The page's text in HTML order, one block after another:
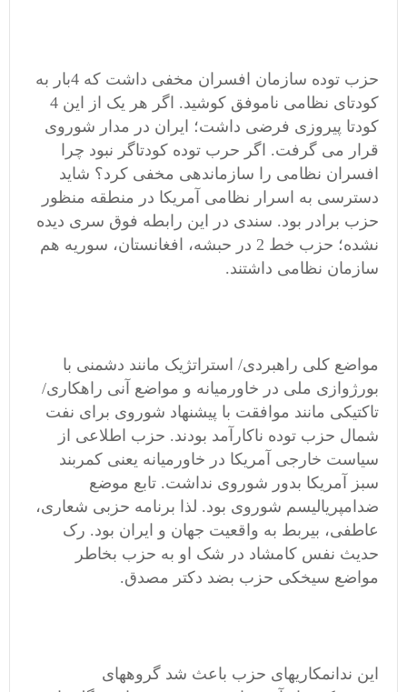
حزب توده سازمان افسران مخفی داشت که 4بار به
کودتای نظامی ناموفق کوشید. اگر هر یک از این 4
کودتا پیروزی فرضی داشت؛ ایران در مدار شوروی
قرار می گرفت. اگر حرب توده کودتاگر نبود چرا
افسران نظامی را سازماندهی مخفی کرد؟ شاید
دسترسی به اسرار نظامی آمریکا در منطقه منظور
حزب برادر بود. سندی در این رابطه فوق سری دیده
نشده؛ حزب خط 2 در حبشه، افغانستان، سوریه هم
سازمان نظامی داشتند.
مواضع کلی راهبردی/ استراتژیک مانند دشمنی با
بورژوازی ملی در خاورمیانه و مواضع آنی راهکاری/
تاکتیکی مانند موافقت با پیشنهاد شوروی برای نفت
شمال حزب توده ناکارآمد بودند. حزب اطلاعی از
سیاست خارجی آمریکا در خاورمیانه یعنی کمربند
سبز آمریکا بدور شوروی نداشت. تابع موضع
ضدامپریالیسم شوروی بود. لذا برنامه حزبی شعاری،
عاطفی، بیربط به واقعیت جهان و ایران بود. رک
حدیث نفس کامشاد در شک او به حزب بخاطر
مواضع سیخکی حزب بضد دکتر مصدق.
این ندانمکاریهای حزب باعث شد گروههای